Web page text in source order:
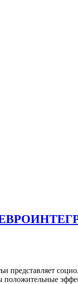
представляет
положительные